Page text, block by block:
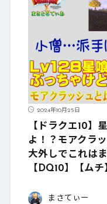
2024年10月25日
【ドラクエ10】
よ！？モアクラ
大外しでこれは
【DQ10】【ムチ
まさてぃー